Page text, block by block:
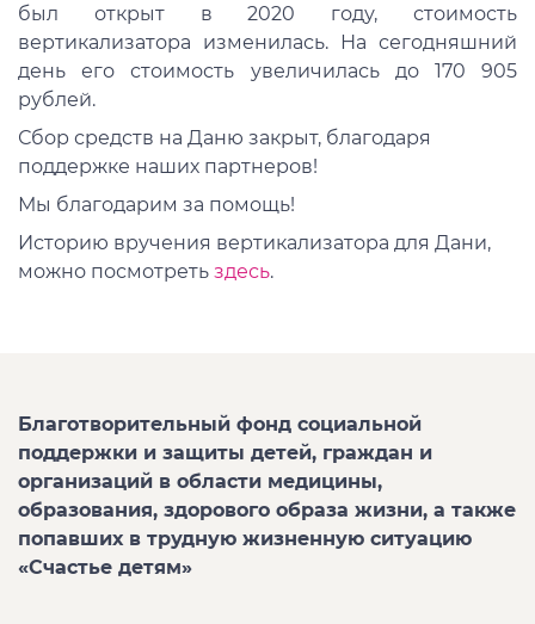
был открыт в 2020 году, стоимость
вертикализатора изменилась. На сегодняшний
день его стоимость увеличилась до 170 905
рублей.
Сбор средств на Даню закрыт, благодаря
поддержке наших партнеров!
Мы благодарим за помощь!
Историю вручения вертикализатора для Дани,
можно посмотреть здесь.
Благотворительный фонд социальной
поддержки и защиты детей, граждан и
организаций в области медицины,
образования, здорового образа жизни, а также
попавших в трудную жизненную ситуацию
«Счастье детям»